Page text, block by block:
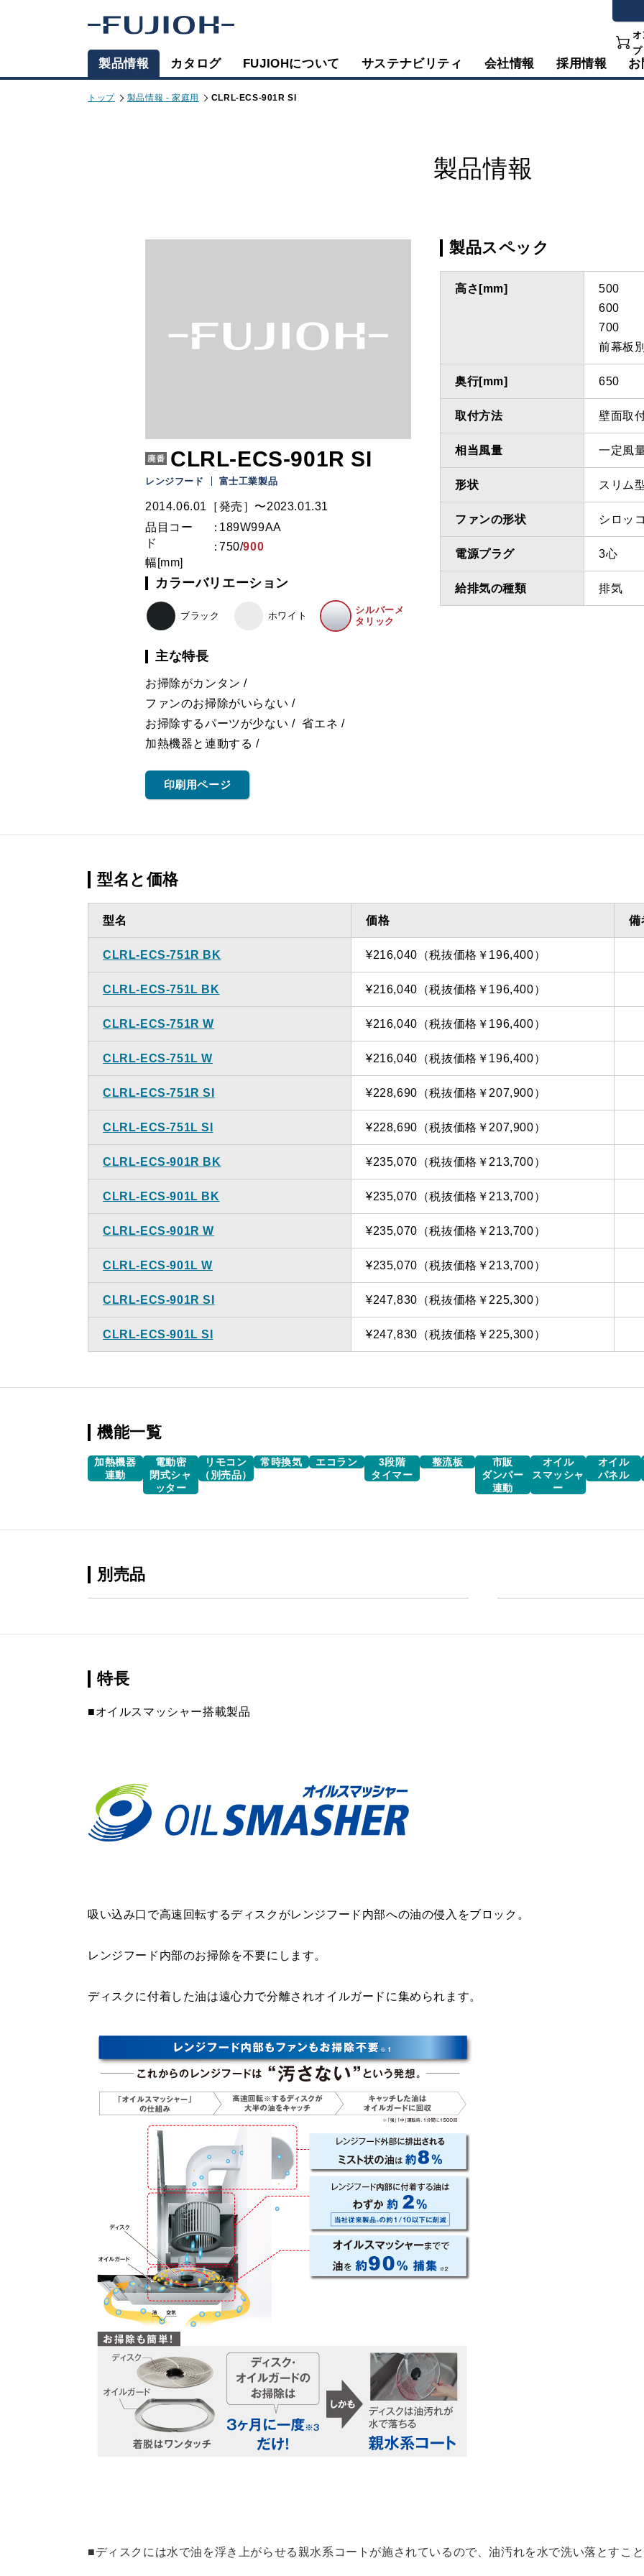
オ
プ
製品情報 カタログ FUJIOHについて サステナビリティ 会社情報 採用情報 お
トップ 製品情報 - 家庭用 CLRL-ECS-901R SI
製品情報
CLRL-ECS-901R SI
レンジフード 富士工業製品
2014.06.01［発売］〜2023.01.31
品目コー
ド
189W99AA
幅[mm]
750/900
カラーバリエーション
ブラック ホワイト
シルバーメ
タリック
主な特長
お掃除がカンタン
ファンのお掃除がいらない
お掃除するパーツが少ない
省エネ
加熱機器と連動する
印刷用ページ
製品スペック
高さ[mm]
500
600
700
前幕板
奥行[mm] 650
取付方法 壁面取
相当風量 一定風
形状 スリム
ファンの形状 シロッ
電源プラグ 3心
給排気の種類 排気
型名と価格
型名 価格 備
CLRL-ECS-751R BK ¥216,040（税抜価格￥196,400）
CLRL-ECS-751L BK ¥216,040（税抜価格￥196,400）
CLRL-ECS-751R W ¥216,040（税抜価格￥196,400）
CLRL-ECS-751L W ¥216,040（税抜価格￥196,400）
CLRL-ECS-751R SI ¥228,690（税抜価格￥207,900）
CLRL-ECS-751L SI ¥228,690（税抜価格￥207,900）
CLRL-ECS-901R BK ¥235,070（税抜価格￥213,700）
CLRL-ECS-901L BK ¥235,070（税抜価格￥213,700）
CLRL-ECS-901R W ¥235,070（税抜価格￥213,700）
CLRL-ECS-901L W ¥235,070（税抜価格￥213,700）
CLRL-ECS-901R SI ¥247,830（税抜価格￥225,300）
CLRL-ECS-901L SI ¥247,830（税抜価格￥225,300）
機能一覧
加熱機器
連動
電動密
閉式シャ
ッター
リモコン
（別売品）
常時換気 エコラン
3段階
タイマー
整流板
市販
ダンパー
連動
オイル
スマッシャ
ー
オイル
パネル
別売品
特長
■オイルスマッシャー搭載製品
吸い込み口で高速回転するディスクがレンジフード内部への油の侵入をブロック。
レンジフード内部のお掃除を不要にします。
ディスクに付着した油は遠心力で分離されオイルガードに集められます。
■ディスクには水で油を浮き上がらせる親水系コートが施されているので、油汚れを水で洗い落とすこ